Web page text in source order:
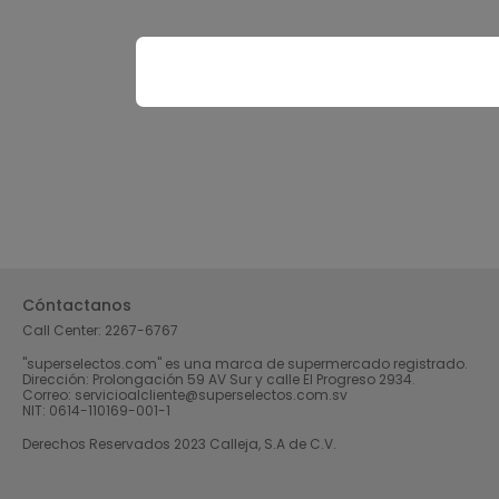
Cóntactanos
Call Center: 2267-6767
"superselectos.com" es una marca de supermercado registrado.
Dirección: Prolongación 59 AV Sur y calle El Progreso 2934.
Correo: servicioalcliente@superselectos.com.sv
NIT: 0614-110169-001-1
Derechos Reservados 2023 Calleja, S.A de C.V.